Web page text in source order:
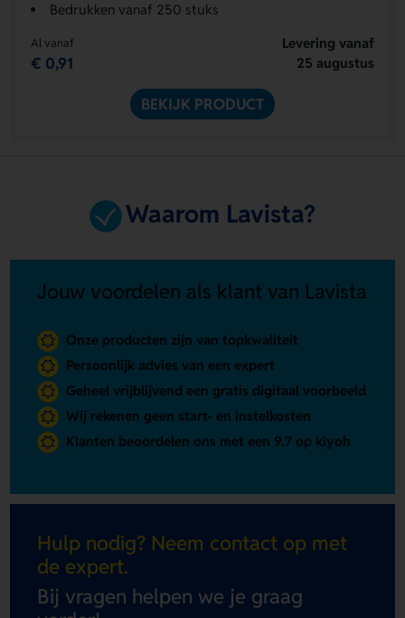
Bedrukken vanaf 250 stuks
Al vanaf
€ 0,91
Levering vanaf
25 augustus
BEKIJK PRODUCT
Waarom Lavista?
Jouw voordelen als klant van Lavista
Onze producten zijn van topkwaliteit
Persoonlijk advies van een expert
Geheel vrijblijvend een gratis digitaal voorbeeld
Wij rekenen geen start- en instelkosten
Klanten beoordelen ons met een 9.7 op kiyoh
Hulp nodig? Neem contact op met
de expert.
Bij vragen helpen we je graag